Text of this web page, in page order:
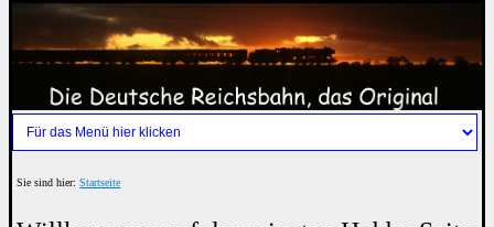
Sie sind hier:Startseite